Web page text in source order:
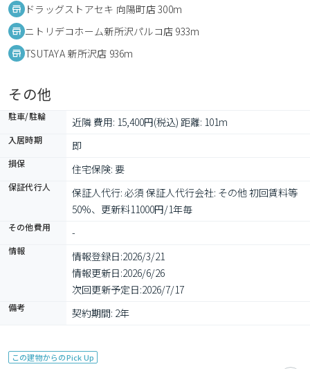
ドラッグストアセキ 向陽町店 300m
ニトリデコホーム新所沢パルコ店 933m
TSUTAYA 新所沢店 936m
その他
駐車/駐輪 近隣 費用: 15,400円(税込) 距離: 101m
入居時期 即
損保 住宅保険: 要
保証代行人
保証人代行: 必須 保証人代行会社: その他 初回賃料等
50%、更新料11000円/1年毎
その他費用 -
情報 情報登録日:2026/3/21
情報更新日:2026/6/26
次回更新予定日:2026/7/17
備考 契約期間: 2年
この建物からのPick Up